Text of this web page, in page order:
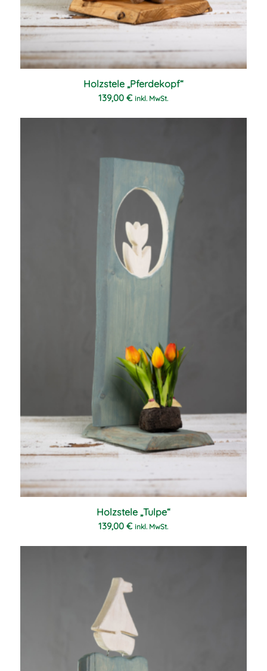
Holzstele „Pferdekopf“
139,00€ inkl. MwSt.
Holzstele „Tulpe“
139,00€ inkl. MwSt.